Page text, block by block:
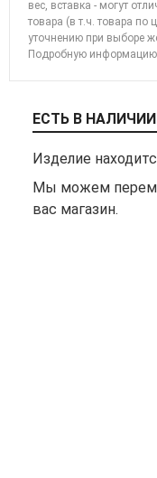
вес, вставка - могут
товара (в т.ч. товара по
уточнению при выборе
Подробную информацию
ЕСТЬ В
Изделие
Мы можем
вас магазин.